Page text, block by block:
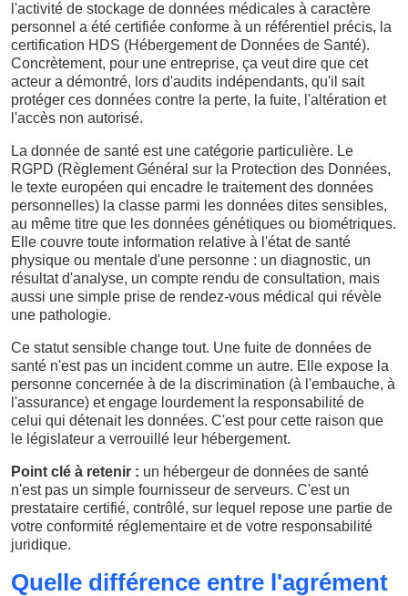
l'activité de stockage de données médicales à caractère
personnel a été certifiée conforme à un référentiel précis, la
certification HDS (Hébergement de Données de Santé).
Concrètement, pour une entreprise, ça veut dire que cet
acteur a démontré, lors d'audits indépendants, qu'il sait
protéger ces données contre la perte, la fuite, l'altération et
l'accès non autorisé.
La donnée de santé est une catégorie particulière. Le
RGPD (Règlement Général sur la Protection des Données,
le texte européen qui encadre le traitement des données
personnelles) la classe parmi les données dites sensibles,
au même titre que les données génétiques ou biométriques.
Elle couvre toute information relative à l'état de santé
physique ou mentale d'une personne : un diagnostic, un
résultat d'analyse, un compte rendu de consultation, mais
aussi une simple prise de rendez-vous médical qui révèle
une pathologie.
Ce statut sensible change tout. Une fuite de données de
santé n'est pas un incident comme un autre. Elle expose la
personne concernée à de la discrimination (à l'embauche, à
l'assurance) et engage lourdement la responsabilité de
celui qui détenait les données. C'est pour cette raison que
le législateur a verrouillé leur hébergement.
Point clé à retenir : un hébergeur de données de santé
n'est pas un simple fournisseur de serveurs. C'est un
prestataire certifié, contrôlé, sur lequel repose une partie de
votre conformité réglementaire et de votre responsabilité
juridique.
Quelle différence entre l'agrément